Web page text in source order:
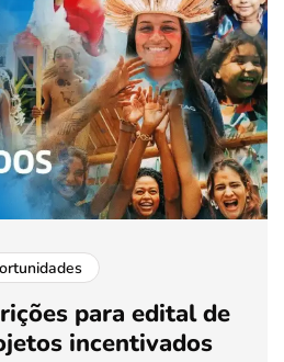
para edital de
incentivados